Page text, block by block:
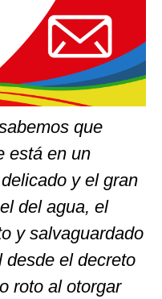
que
está en un
y el gran
del agua, el
y salvaguardado
desde el decreto
roto al otorgar